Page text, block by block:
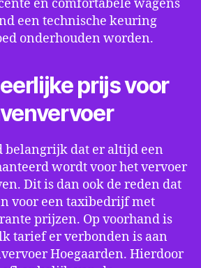
en comfortabele wagens
een technische keuring
onderhouden worden.
prijs voor
belangrijk dat er altijd een
wordt voor het vervoer
Dit is dan ook de reden dat
voor een taxibedrijf met
prijzen. Op voorhand is
tarief er verbonden is aan
Hoegaarden. Hierdoor